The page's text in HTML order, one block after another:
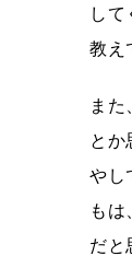
し
教え
また
とか
やし
も
だと